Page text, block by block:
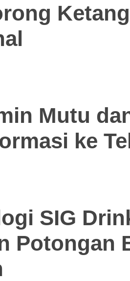
Mutu
ke
SIG
Potongan